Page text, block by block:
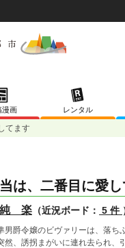
漫画 レンタル
てます
は、二番目に愛
純 楽 （近況ボード： 5 件
男爵令嬢のビヴァリーは、落ち
然、誘拐まがいに連れ去られ